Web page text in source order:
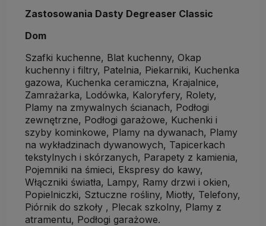
Zastosowania Dasty Degreaser Classic
Dom
Szafki kuchenne, Blat kuchenny, Okap
kuchenny i filtry, Patelnia, Piekarniki, Kuchenka
gazowa, Kuchenka ceramiczna, Krajalnice,
Zamrażarka, Lodówka, Kaloryfery, Rolety,
Plamy na zmywalnych ścianach, Podłogi
zewnętrzne, Podłogi garażowe, Kuchenki i
szyby kominkowe, Plamy na dywanach, Plamy
na wykładzinach dywanowych, Tapicerkach
tekstylnych i skórzanych, Parapety z kamienia,
Pojemniki na śmieci, Ekspresy do kawy,
Włączniki światła, Lampy, Ramy drzwi i okien,
Popielniczki, Sztuczne rośliny, Miotły, Telefony,
Piórnik do szkoły , Plecak szkolny, Plamy z
atramentu, Podłogi garażowe.